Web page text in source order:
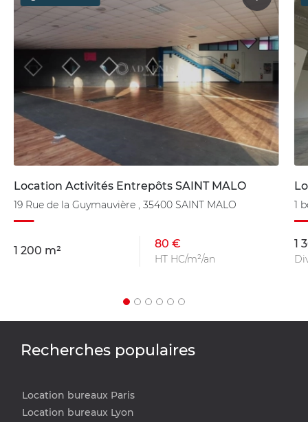
Location Activités Entrepôts SAINT MALO
19 Rue de la Guymauvière , 35400 SAINT MALO
1 200 m²
80 €
HT HC/m²/an
1
1
Recherches populaires
Location bureaux Paris
Location bureaux Lyon